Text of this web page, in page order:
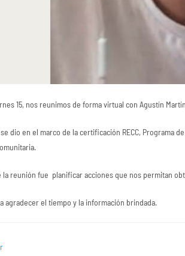
15, nos reunimos de forma virtual con Agustín
dio en el marco de la certificación RECC, Programa
la reunión fue planificar acciones que nos permitan
agradecer el tiempo y la información brindada.